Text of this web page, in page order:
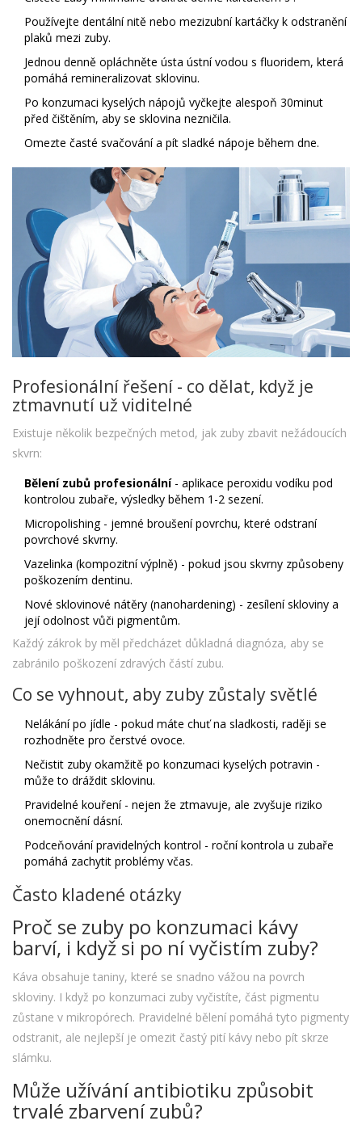
Používejte dentální nitě nebo mezizubní kartáčky k odstranění
plaků mezi zuby.
Jednou denně opláchněte ústa ústní vodou s fluoridem, která
pomáhá remineralizovat sklovinu.
Po konzumaci kyselých nápojů vyčkejte alespoň 30minut
před čištěním, aby se sklovina nezničila.
Omezte časté svačování a pít sladké nápoje během dne.
Profesionální řešení - co dělat, když je
ztmavnutí už viditelné
Existuje několik bezpečných metod, jak zuby zbavit nežádoucích
skvrn:
Bělení zubů profesionální- aplikace peroxidu vodíku pod
kontrolou zubaře, výsledky během 1-2 sezení.
Micropolishing - jemné broušení povrchu, které odstraní
povrchové skvrny.
Vazelinka (kompozitní výplně) - pokud jsou skvrny způsobeny
poškozením dentinu.
Nové sklovinové nátěry (nanohardening) - zesílení skloviny a
její odolnost vůči pigmentům.
Každý zákrok by měl předcházet důkladná diagnóza, aby se
zabránilo poškození zdravých částí zubu.
Co se vyhnout, aby zuby zůstaly světlé
Nelákání po jídle - pokud máte chuť na sladkosti, raději se
rozhodněte pro čerstvé ovoce.
Nečistit zuby okamžitě po konzumaci kyselých potravin -
může to dráždit sklovinu.
Pravidelné kouření - nejen že ztmavuje, ale zvyšuje riziko
onemocnění dásní.
Podceňování pravidelných kontrol - roční kontrola u zubaře
pomáhá zachytit problémy včas.
Často kladené otázky
Proč se zuby po konzumaci kávy
barví, i když si po ní vyčistím zuby?
Káva obsahuje taniny, které se snadno vážou na povrch
skloviny. I když po konzumaci zuby vyčistíte, část pigmentu
zůstane v mikropórech. Pravidelné bělení pomáhá tyto pigmenty
odstranit, ale nejlepší je omezit častý pití kávy nebo pít skrze
slámku.
Může užívání antibiotiku způsobit
trvalé zbarvení zubů?